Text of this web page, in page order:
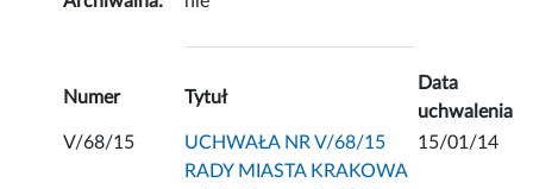
Numer Tytuł
Data
uchwalenia
V/68/15
UCHWAŁA NR V/68/15
RADY MIASTA KRAKOWA
15/01/14